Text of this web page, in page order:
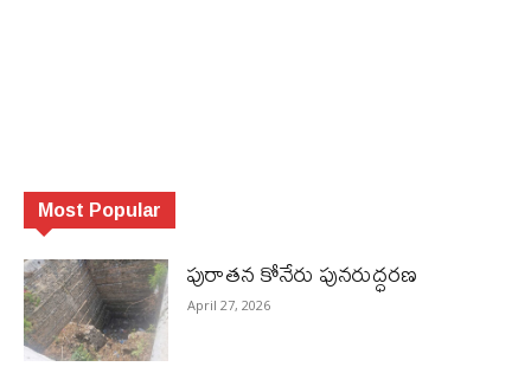
Most Popular
పురాత‌న కోనేరు పున‌రుద్ధ‌ర‌ణ
April 27, 2026